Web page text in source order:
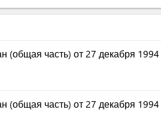
(общая часть) от 27 декабря 1994
(общая часть) от 27 декабря 1994